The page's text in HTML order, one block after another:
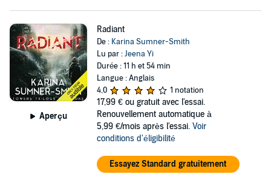
Aperçu
Radiant
De : Karina Sumner-Smith
Lu par :Jeena Yi
Durée : 11 h et 54 min
Langue : Anglais
4,0
1 notation
17,99 € ou gratuit avec l'essai.
Renouvellement automatique à
5,99 €/mois après l'essai. Voir
conditions d'éligibilité
Essayez Standard gratuitement